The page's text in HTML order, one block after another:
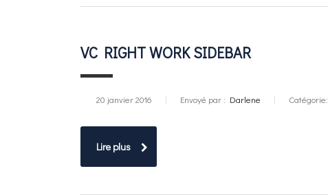
VC RIGHT WORK SIDEBAR
20 janvier 2016 Envoyé par : Darlene Catégorie:
Lire plus